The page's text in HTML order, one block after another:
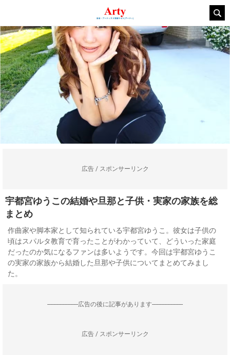
広告 / スポンサーリンク
宇都宮ゆうこの結婚や旦那と子供・実家の家族を総
まとめ
作曲家や脚本家として知られている宇都宮ゆうこ。彼女は子供の
頃はスパルタ教育で育ったことがわかっていて、どういった家庭
だったのか気になるファンは多いようです。今回は宇都宮ゆうこ
の実家の家族から結婚した旦那や子供についてまとめてみまし
た。
--------------------広告の後に記事があります--------------------
広告 / スポンサーリンク